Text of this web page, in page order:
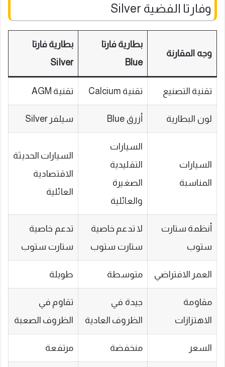
وفارتا الفضية Silver
وجه المقارنة
بطارية فارتا
Blue
بطارية فارتا
Silver
تقنية التصنيع تقنية Calcium تقنية AGM
لون البطارية أزرق Blue سيلفر Silver
السيارات
المناسبة
السيارات
التقليدية
الصغيرة
والعائلية
السيارات الحديثة
الاقتصادية
العائلية
أنظمة ستارت
ستوب
لا تدعم خاصية
ستارت ستوب
تدعم خاصية
ستارت ستوب
العمر الافتراضي متوسطة طويلة
مقاومة
الاهتزازات
جيدة في
الظروف العادية
تقاوم في
الظروف الصعبة
السعر منخفضة مرتفعة